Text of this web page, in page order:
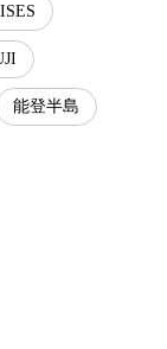
能登半島